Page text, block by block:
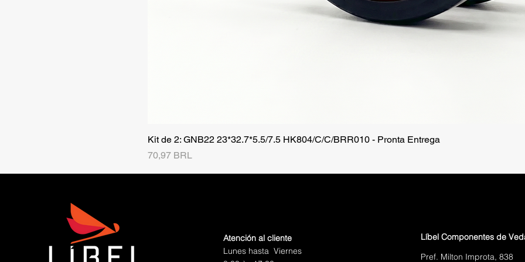
Vista rápida
Kit de 2: GNB22 23*32.7*5.5/7.5 HK804/C/C/BRR010 - Pronta Entrega
Precio
70,97 BRL
Atención al cliente
Lunes hasta Viernes
Líbel Componentes de
Pref. Milton Improta, 838